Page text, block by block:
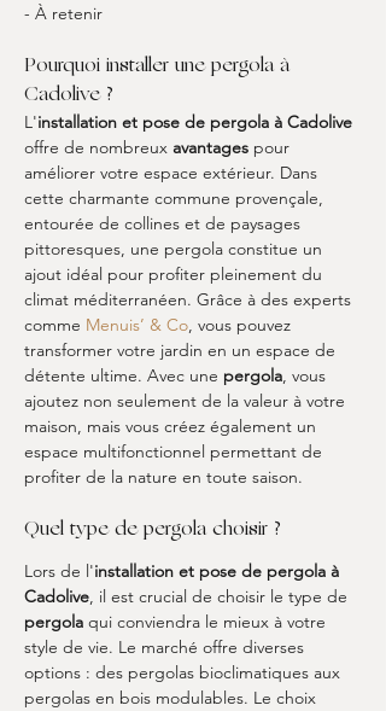
- À retenir
Pourquoi installer une pergola à
Cadolive ?
L'installation et pose de pergola à Cadolive
offre de nombreux avantages pour
améliorer votre espace extérieur. Dans
cette charmante commune provençale,
entourée de collines et de paysages
pittoresques, une pergola constitue un
ajout idéal pour profiter pleinement du
climat méditerranéen. Grâce à des experts
comme Menuis’ & Co, vous pouvez
transformer votre jardin en un espace de
détente ultime. Avec une pergola, vous
ajoutez non seulement de la valeur à votre
maison, mais vous créez également un
espace multifonctionnel permettant de
profiter de la nature en toute saison.
Quel type de pergola choisir ?
Lors de l'installation et pose de pergola à
Cadolive, il est crucial de choisir le type de
pergola qui conviendra le mieux à votre
style de vie. Le marché offre diverses
options : des pergolas bioclimatiques aux
pergolas en bois modulables. Le choix